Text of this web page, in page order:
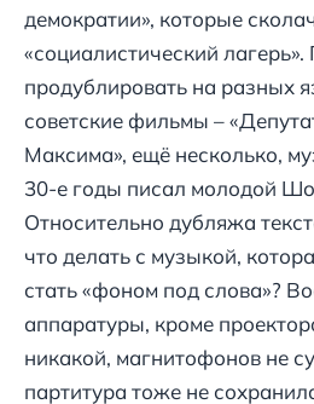
демократии», которые
«социалистический
продублировать на разных
советские фильмы –
Максима», ещё несколько,
30-е годы писал молодой
Относительно дубляжа
что делать с музыкой,
стать «фоном под слова»?
аппаратуры, кроме
никакой, магнитофонов не
партитура тоже не